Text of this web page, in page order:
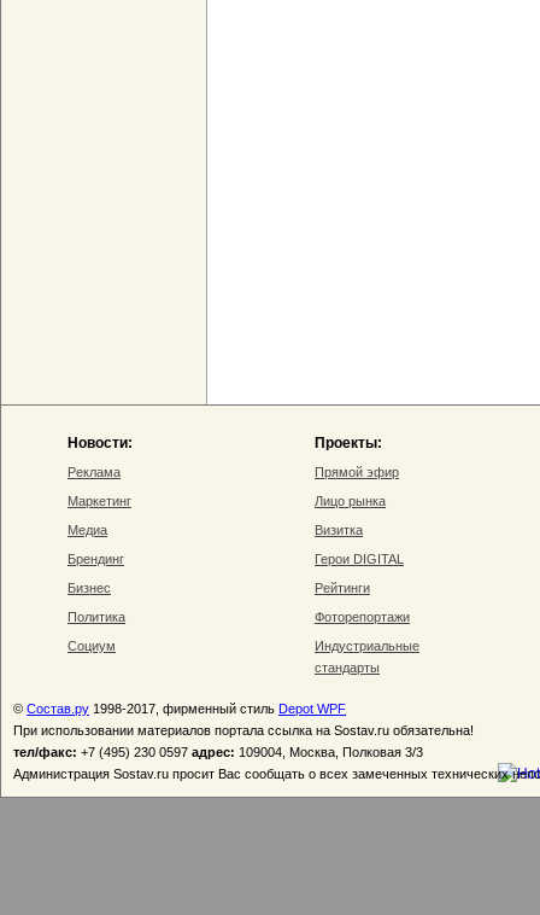
Новости:
Реклама
Маркетинг
Медиа
Брендинг
Бизнес
Политика
Социум
Проекты:
Прямой эфир
Лицо рынка
Визитка
Герои DIGITAL
Рейтинги
Фоторепортажи
Индустриальные
стандарты
© Состав.ру 1998-2017, фирменный стиль Depot WPF
При использовании материалов портала ссылка на Sostav.ru обязательна!
тел/факс: +7 (495) 230 0597 адрес: 109004, Москва, Полковая 3/3
Администрация Sostav.ru просит Вас сообщать о всех замеченных технических